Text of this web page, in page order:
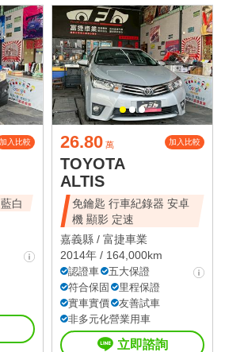
加入比較
白
26.80 萬 加入比較
TOYOTA
ALTIS
免鑰匙 行車紀錄器 安卓
機 顯影 定速
嘉義縣 / 富捷車業
2014年 / 164,000km
認證車
五大保證
符合保固
里程保證
實車實價
友善試車
非多元化營業用車
立即諮詢